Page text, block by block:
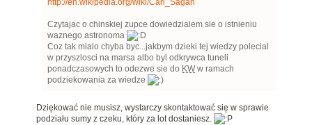
http://en.wikipedia.org/wiki/Carl_Sagan
Czytajac o chinskiej zupce dowiedzialem sie o istnieniu
waznego astronoma
Coz tak mialo chyba byc...jakbym dzieki tej wiedzy polecial
w przyszlosci na marsa albo byl odkrywca tuneli
ponadczasowych to odezwe sie do KW w ramach
podziekowania za wiedze
Dziękować nie musisz, wystarczy skontaktować się w sprawie
podziału sumy z czeku, który za lot dostaniesz.